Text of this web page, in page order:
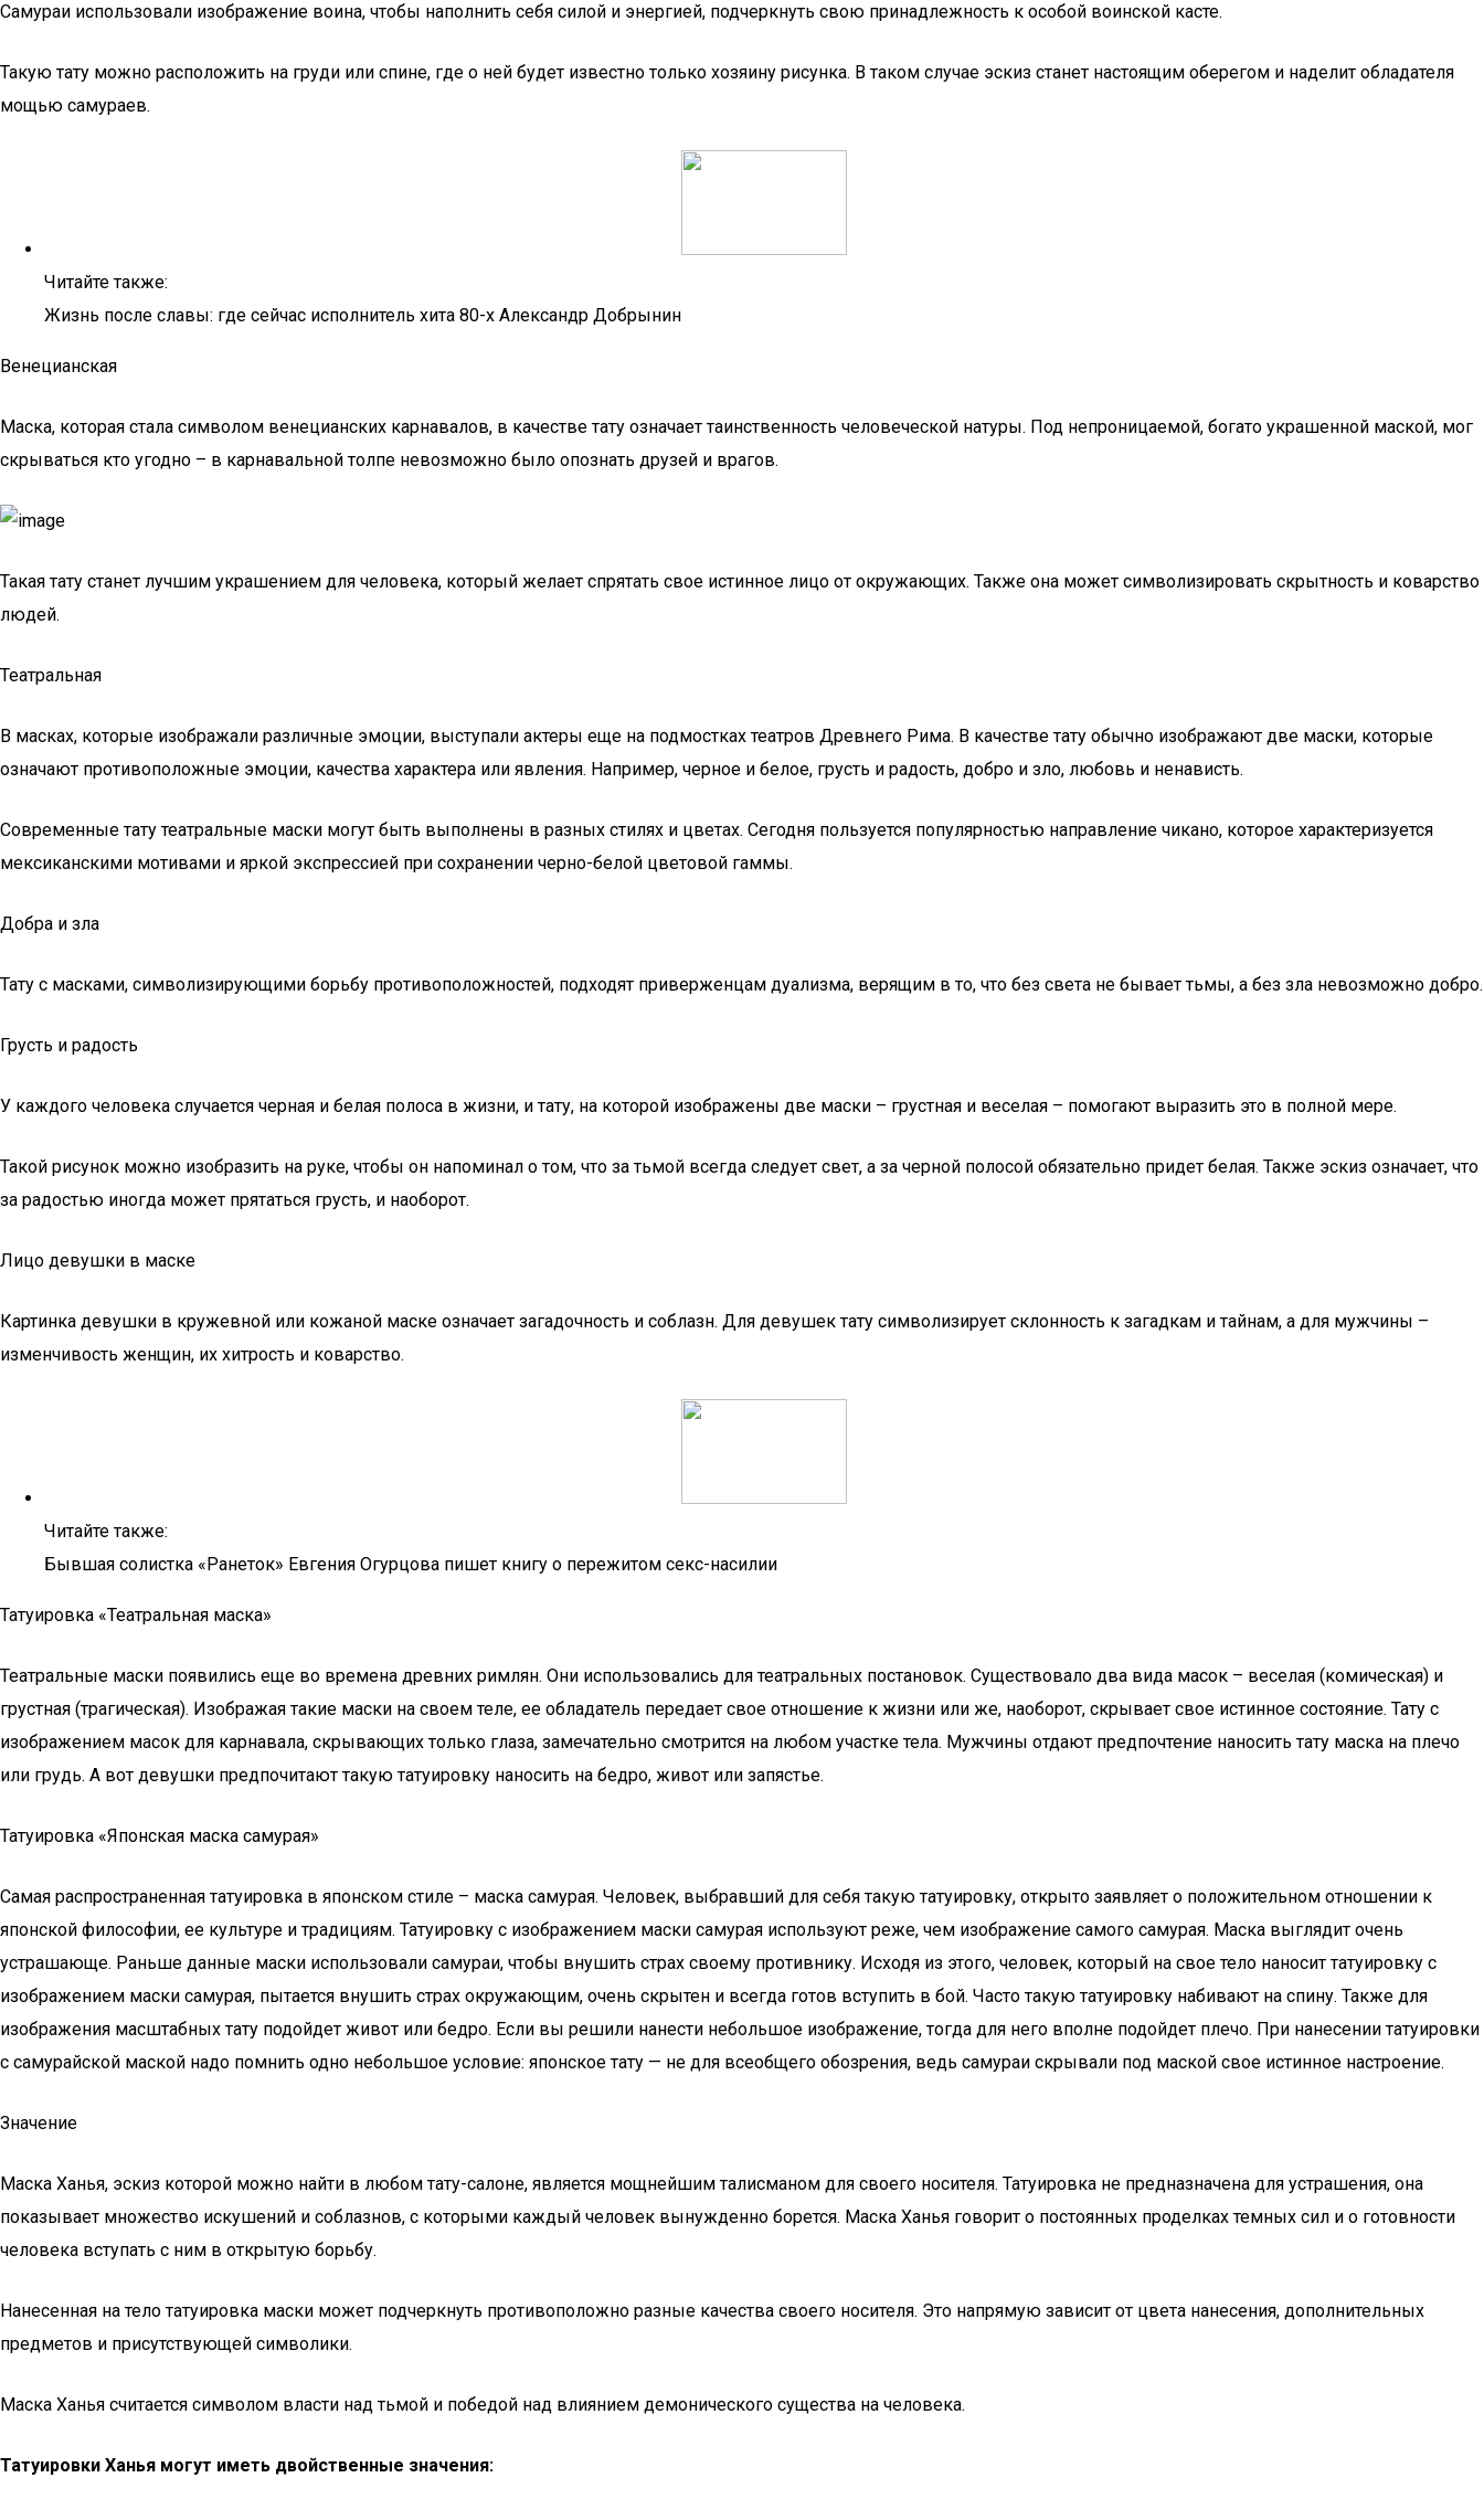
Самураи использовали изображение воина, чтобы наполнить себя силой и энергией, подчеркнуть свою принадлежность к особой воинской касте.
Такую тату можно расположить на груди или спине, где о ней будет известно только хозяину рисунка. В таком случае эскиз станет настоящим оберегом и наделит обладателя
мощью самураев.
Читайте также:
Жизнь после славы: где сейчас исполнитель хита 80-х Александр Добрынин
Венецианская
Маска, которая стала символом венецианских карнавалов, в качестве тату означает таинственность человеческой натуры. Под непроницаемой, богато украшенной маской, мог
скрываться кто угодно – в карнавальной толпе невозможно было опознать друзей и врагов.
Такая тату станет лучшим украшением для человека, который желает спрятать свое истинное лицо от окружающих. Также она может символизировать скрытность и коварство
людей.
Театральная
В масках, которые изображали различные эмоции, выступали актеры еще на подмостках театров Древнего Рима. В качестве тату обычно изображают две маски, которые
означают противоположные эмоции, качества характера или явления. Например, черное и белое, грусть и радость, добро и зло, любовь и ненависть.
Современные тату театральные маски могут быть выполнены в разных стилях и цветах. Сегодня пользуется популярностью направление чикано, которое характеризуется
мексиканскими мотивами и яркой экспрессией при сохранении черно-белой цветовой гаммы.
Добра и зла
Тату с масками, символизирующими борьбу противоположностей, подходят приверженцам дуализма, верящим в то, что без света не бывает тьмы, а без зла невозможно добро.
Грусть и радость
У каждого человека случается черная и белая полоса в жизни, и тату, на которой изображены две маски – грустная и веселая – помогают выразить это в полной мере.
Такой рисунок можно изобразить на руке, чтобы он напоминал о том, что за тьмой всегда следует свет, а за черной полосой обязательно придет белая. Также эскиз означает, что
за радостью иногда может прятаться грусть, и наоборот.
Лицо девушки в маске
Картинка девушки в кружевной или кожаной маске означает загадочность и соблазн. Для девушек тату символизирует склонность к загадкам и тайнам, а для мужчины –
изменчивость женщин, их хитрость и коварство.
Читайте также:
Бывшая солистка «Ранеток» Евгения Огурцова пишет книгу о пережитом секс-насилии
Татуировка «Театральная маска»
Театральные маски появились еще во времена древних римлян. Они использовались для театральных постановок. Существовало два вида масок – веселая (комическая) и
грустная (трагическая). Изображая такие маски на своем теле, ее обладатель передает свое отношение к жизни или же, наоборот, скрывает свое истинное состояние. Тату с
изображением масок для карнавала, скрывающих только глаза, замечательно смотрится на любом участке тела. Мужчины отдают предпочтение наносить тату маска на плечо
или грудь. А вот девушки предпочитают такую татуировку наносить на бедро, живот или запястье.
Татуировка «Японская маска самурая»
Самая распространенная татуировка в японском стиле – маска самурая. Человек, выбравший для себя такую татуировку, открыто заявляет о положительном отношении к
японской философии, ее культуре и традициям. Татуировку с изображением маски самурая используют реже, чем изображение самого самурая. Маска выглядит очень
устрашающе. Раньше данные маски использовали самураи, чтобы внушить страх своему противнику. Исходя из этого, человек, который на свое тело наносит татуировку с
изображением маски самурая, пытается внушить страх окружающим, очень скрытен и всегда готов вступить в бой. Часто такую татуировку набивают на спину. Также для
изображения масштабных тату подойдет живот или бедро. Если вы решили нанести небольшое изображение, тогда для него вполне подойдет плечо. При нанесении татуировки
с самурайской маской надо помнить одно небольшое условие: японское тату — не для всеобщего обозрения, ведь самураи скрывали под маской свое истинное настроение.
Значение
Маска Ханья, эскиз которой можно найти в любом тату-салоне, является мощнейшим талисманом для своего носителя. Татуировка не предназначена для устрашения, она
показывает множество искушений и соблазнов, с которыми каждый человек вынужденно борется. Маска Ханья говорит о постоянных проделках темных сил и о готовности
человека вступать с ним в открытую борьбу.
Нанесенная на тело татуировка маски может подчеркнуть противоположно разные качества своего носителя. Это напрямую зависит от цвета нанесения, дополнительных
предметов и присутствующей символики.
Маска Ханья считается символом власти над тьмой и победой над влиянием демонического существа на человека.
Татуировки Ханья могут иметь двойственные значения: